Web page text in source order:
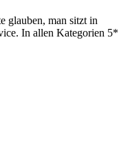
glauben, man sitzt in
In allen Kategorien 5*